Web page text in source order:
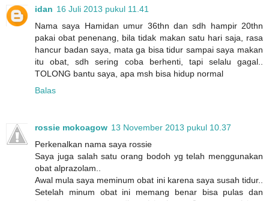
idan 16 Juli 2013 pukul 11.41
Nama saya Hamidan umur 36thn dan sdh hampir 20thn
pakai obat penenang, bila tidak makan satu hari saja, rasa
hancur badan saya, mata ga bisa tidur sampai saya makan
itu obat, sdh sering coba berhenti, tapi selalu gagal..
TOLONG bantu saya, apa msh bisa hidup normal
Balas
rossie mokoagow 13 November 2013 pukul 10.37
Perkenalkan nama saya rossie
Saya juga salah satu orang bodoh yg telah menggunakan
obat alprazolam..
Awal mula saya meminum obat ini karena saya susah tidur..
Setelah minum obat ini memang benar bisa pulas dan